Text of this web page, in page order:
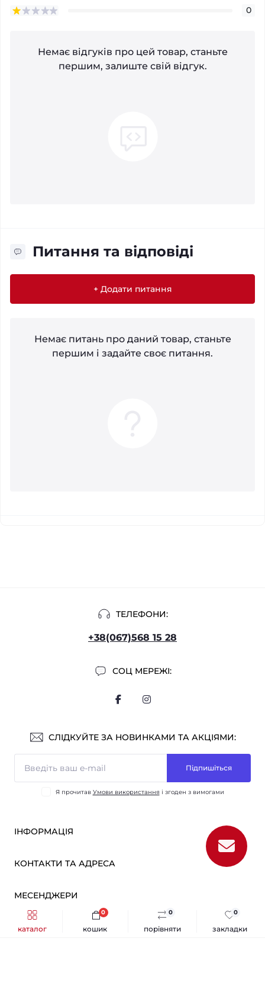
каталог порівняти
0
закладки
0
кошик
0
0
Немає відгуків про цей товар, станьте
першим, залиште свій відгук.
Питання та відповіді
+ Додати питання
Немає питань про даний товар, станьте
першим і задайте своє питання.
ТЕЛЕФОНИ:
+38(067)568 15 28
СОЦ МЕРЕЖІ:
СЛІДКУЙТЕ ЗА НОВИНКАМИ ТА АКЦІЯМИ:
Підпишіться
Я прочитав Умови використання і згоден з вимогами
ІНФОРМАЦІЯ
ОПТ
Про нас
Умови використання
Зворотній зв’язок
КОНТАКТИ ТА АДРЕСА
sensmarketlink@gmail.com
пн-пт: 10:00-18:00
МЕСЕНДЖЕРИ
Telegram
Sens Market © 2026